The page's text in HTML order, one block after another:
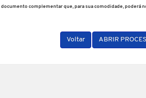
complementar que, para sua comodidade, poderá
Voltar ABRIR